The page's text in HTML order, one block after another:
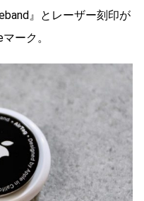
』とレーザー刻印が
ーク。